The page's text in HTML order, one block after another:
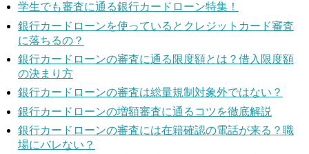
学生でも審査に通る銀行カードローン特集！
銀行カードローンを使っているとクレジットカード審査
に落ちるの？
銀行カードローンの審査に通る限度額とは？借入限度額
の決まり方
銀行カードローンの審査は総量規制対象外ではない？
銀行カードローンの増額審査に通るコツを徹底解説
銀行カードローンの審査には在籍確認の電話が来る？職
場にバレない？